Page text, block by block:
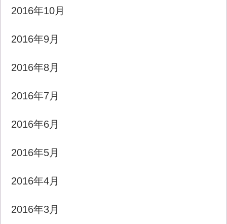
2016年10月
2016年9月
2016年8月
2016年7月
2016年6月
2016年5月
2016年4月
2016年3月